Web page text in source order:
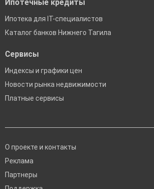
Ипотечные кредиты
Ипотека для IT-специалистов
Каталог банков Нижнего Тагила
Сервисы
Индексы и графики цен
Новости рынка недвижимости
Платные сервисы
О проекте и контакты
Реклама
Партнеры